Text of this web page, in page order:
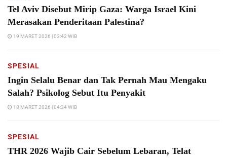
Tel Aviv Disebut Mirip Gaza: Warga Israel Kini
Merasakan Penderitaan Palestina?
19 MARET 2026 | 03:42 WIB
SPESIAL
Ingin Selalu Benar dan Tak Pernah Mau Mengaku
Salah? Psikolog Sebut Itu Penyakit
18 MARET 2026 | 04:34 WIB
SPESIAL
THR 2026 Wajib Cair Sebelum Lebaran, Telat